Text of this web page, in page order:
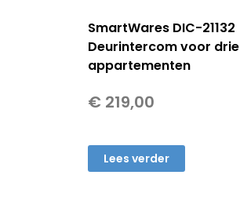
SmartWares DIC-21132
Deurintercom voor drie
appartementen
€ 219,00
Lees verder